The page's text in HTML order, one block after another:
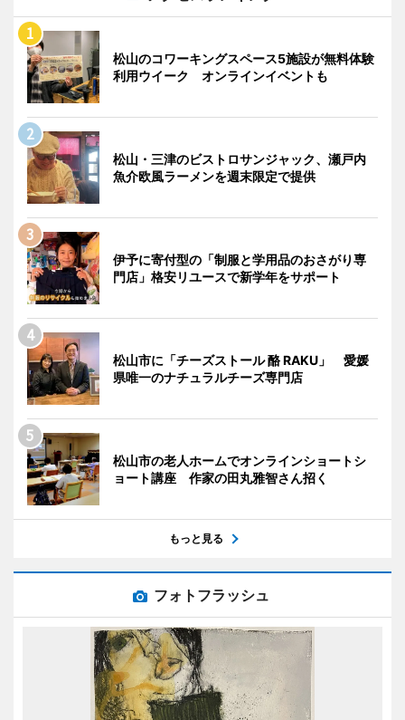
松山のコワーキングスペース5施設が無料体験
利用ウイーク オンラインイベントも
松山・三津のビストロサンジャック、瀬戸内
魚介欧風ラーメンを週末限定で提供
伊予に寄付型の「制服と学用品のおさがり専
門店」格安リユースで新学年をサポート
松山市に「チーズストール 酪 RAKU」 愛媛
県唯一のナチュラルチーズ専門店
松山市の老人ホームでオンラインショートシ
ョート講座 作家の田丸雅智さん招く
もっと見る
フォトフラッシュ